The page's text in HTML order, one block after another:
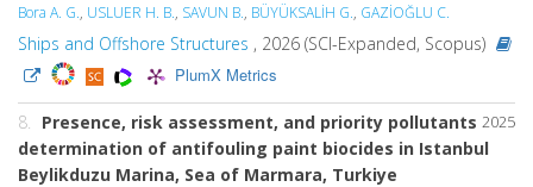
Bora A. G., USLUER H. B., SAVUN B., BÜYÜKSALİH G., GAZİOĞLU C.
Ships and Offshore Structures , 2026 (SCI-Expanded, Scopus)
PlumX Metrics
2025
8.
Presence, risk assessment, and priority pollutants
determination of antifouling paint biocides in Istanbul
Beylikduzu Marina, Sea of Marmara, Turkiye